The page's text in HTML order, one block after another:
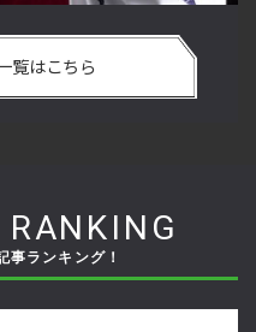
！【ストーム久保のプロ
回】
覧はこちら
RANKING
事ランキング！